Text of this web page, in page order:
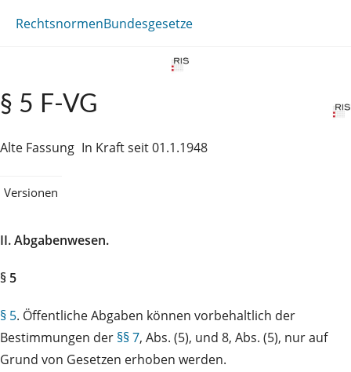
RechtsnormenBundesgesetze
§ 5 F-VG
Alte Fassung In Kraft seit 01.1.1948
Versionen
II. Abgabenwesen.
§ 5
§ 5. Öffentliche Abgaben können vorbehaltlich der
Bestimmungen der §§ 7, Abs. (5), und 8, Abs. (5), nur auf
Grund von Gesetzen erhoben werden.